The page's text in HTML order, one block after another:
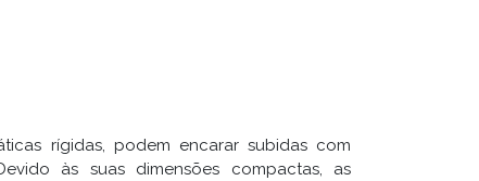
rígidas, podem encarar subidas com
às suas dimensões compactas, as